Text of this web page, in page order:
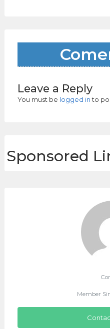
Leave a Reply
You must be logged into
Sponsored
Member